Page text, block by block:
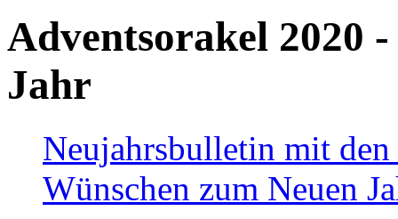
Adventsorakel 2020
Jahr
Neujahrsbulletin mit den
Wünschen zum Neuen